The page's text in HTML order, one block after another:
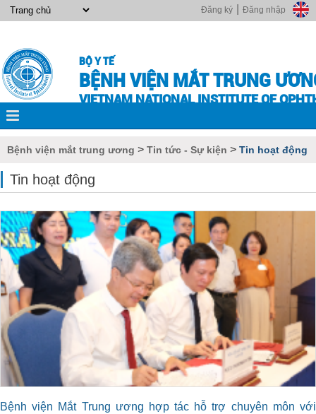
Đăng nhập
Đăng ký
BỘ Y TẾ
BỆNH VIỆN MẮT TRUNG
VIETNAM NATIONAL INSTITUTE OF
Bệnh viện mắt trung ương > Tin tức - Sự kiện > Tin hoạt động
Tin hoạt động
Bệnh viện Mắt Trung ương hợp tác hỗ trợ chuyên môn với